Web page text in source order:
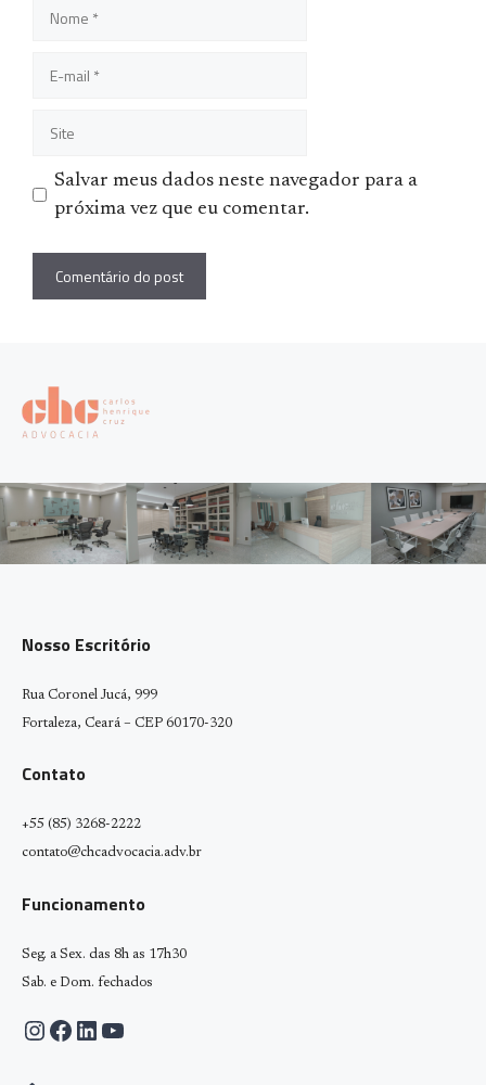
mail
Salvar meus dados neste navegador para a
próxima vez que eu comentar.
Nosso Escritório
Rua Coronel Jucá, 999
Fortaleza, Ceará – CEP 60170-320
Contato
+55 (85) 3268-2222
contato@chcadvocacia.adv.br
Funcionamento
Seg. a Sex. das 8h as 17h30
Sab. e Dom. fechados
Instagram
Facebook
LinkedIn
Youtube